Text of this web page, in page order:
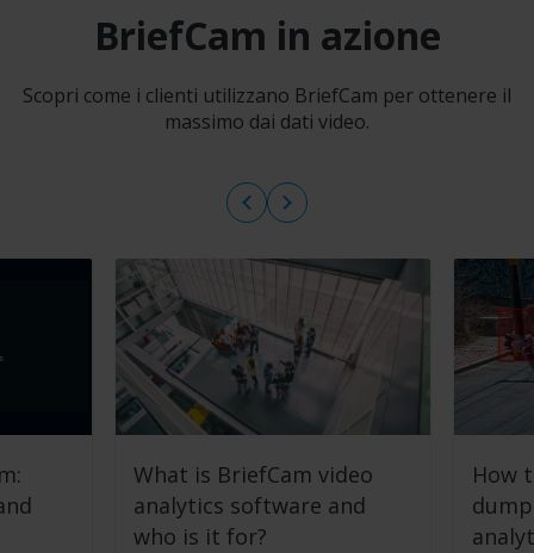
BriefCam in azione
Scopri come i clienti utilizzano BriefCam per ottenere il
massimo dai dati video.
What is BriefCam video
analytics software and
who is it for?
How